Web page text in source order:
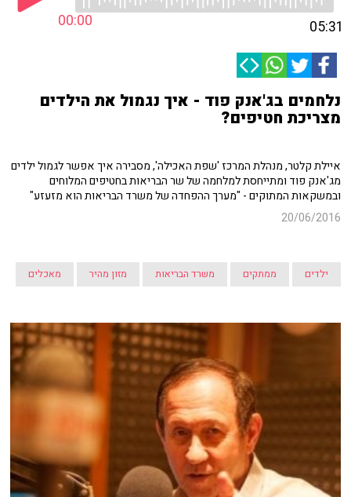
00:00 05:31
נלחמים בג'אנק פוד - איך נגמול את הילדים
מצריכת חטיפים?
איילת קלטר, מנהלת המרכז 'שפת האכילה', מסבירה איך אפשר לגמול ילדים
מג'אנק פוד ומתייחסת למלחמה של שר הבריאות בחטיפים המלוחים
ובמשקאות המתוקים - "מערך ההפחדה של משרד הבריאות הוא מזעזע"
20/06/2016
ילדים ממתקים משרד הבריאות מזון מהיר מאכלים